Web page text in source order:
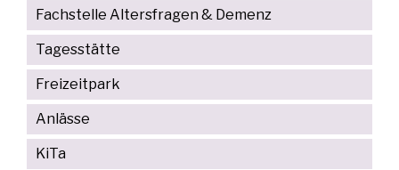
Fachstelle Altersfragen & Demenz
Tagesstätte
Freizeitpark
Anlässe
KiTa